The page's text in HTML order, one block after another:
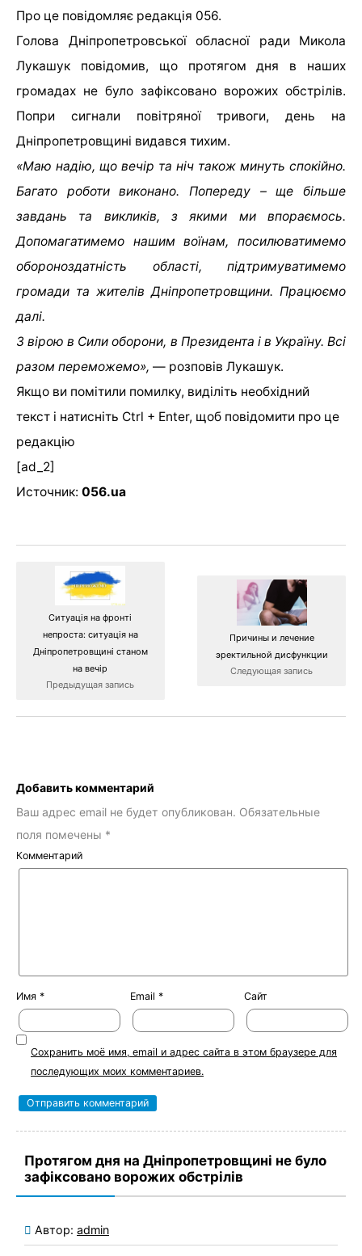
Про це повідомляє редакція 056.
Голова Дніпропетровської обласної ради Микола
Лукашук повідомив, що протягом дня в наших
громадах не було зафіксовано ворожих обстрілів.
Попри сигнали повітряної тривоги, день на
Дніпропетровщині видався тихим.
«Маю надію, що вечір та ніч також минуть спокійно.
Багато роботи виконано. Попереду – ще більше
завдань та викликів, з якими ми впораємось.
Допомагатимемо нашим воїнам, посилюватимемо
обороноздатність області, підтримуватимемо
громади та жителів Дніпропетровщини. Працюємо
далі.
З вірою в Сили оборони, в Президента і в Україну. Всі
разом переможемо», — розповів Лукашук.
Якщо ви помітили помилку, виділіть необхідний
текст і натисніть Ctrl + Enter, щоб повідомити про це
редакцію
[ad_2]
Источник: 056.ua
Ситуація на фронті
непроста: ситуація на
Дніпропетровщині станом
на вечір
Предыдущая запись
Причины и лечение
эректильной дисфункции
Следующая запись
Добавить комментарий
Ваш адрес email не будет опубликован. Обязательные
поля помечены *
Комментарий
Имя * Email * Сайт
Сохранить моё имя, email и адрес сайта в этом браузере для
последующих моих комментариев.
Протягом дня на Дніпропетровщині не було
зафіксовано ворожих обстрілів
Автор: admin